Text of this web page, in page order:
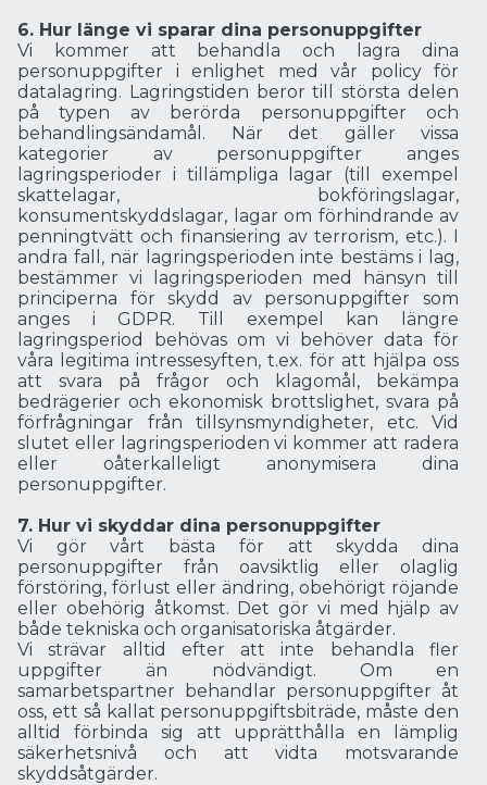
6. Hur länge vi sparar dina personuppgifter
Vi kommer att behandla och lagra dina
personuppgifter i enlighet med vår policy för
datalagring. Lagringstiden beror till största delen
på typen av berörda personuppgifter och
behandlingsändamål. När det gäller vissa
kategorier av personuppgifter anges
lagringsperioder i tillämpliga lagar (till exempel
skattelagar, bokföringslagar,
konsumentskyddslagar, lagar om förhindrande av
penningtvätt och finansiering av terrorism, etc.). I
andra fall, när lagringsperioden inte bestäms i lag,
bestämmer vi lagringsperioden med hänsyn till
principerna för skydd av personuppgifter som
anges i GDPR. Till exempel kan längre
lagringsperiod behövas om vi behöver data för
våra legitima intressesyften, t.ex. för att hjälpa oss
att svara på frågor och klagomål, bekämpa
bedrägerier och ekonomisk brottslighet, svara på
förfrågningar från tillsynsmyndigheter, etc. Vid
slutet eller lagringsperioden vi kommer att radera
eller oåterkalleligt anonymisera dina
personuppgifter.
7. Hur vi skyddar dina personuppgifter
Vi gör vårt bästa för att skydda dina
personuppgifter från oavsiktlig eller olaglig
förstöring, förlust eller ändring, obehörigt röjande
eller obehörig åtkomst. Det gör vi med hjälp av
både tekniska och organisatoriska åtgärder.
Vi strävar alltid efter att inte behandla fler
uppgifter än nödvändigt. Om en
samarbetspartner behandlar personuppgifter åt
oss, ett så kallat personuppgiftsbiträde, måste den
alltid förbinda sig att upprätthålla en lämplig
säkerhetsnivå och att vidta motsvarande
skyddsåtgärder.